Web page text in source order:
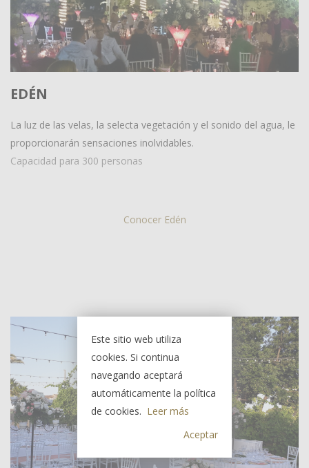
EDÉN
La luz de las velas, la selecta vegetación y el sonido del agua, le
proporcionarán sensaciones inolvidables.
Capacidad para 300 personas
Conocer Edén
Este sitio web utiliza
cookies. Si continua
navegando aceptará
automáticamente la política
de cookies. Leer más
Aceptar